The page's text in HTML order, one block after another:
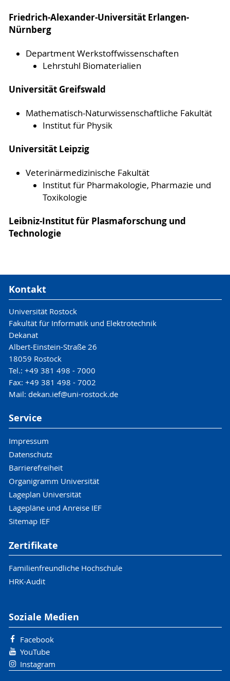
Friedrich-Alexander-Universität Erlangen-
Nürnberg
Department Werkstoffwissenschaften
Lehrstuhl Biomaterialien
Universität Greifswald
Mathematisch-Naturwissenschaftliche Fakultät
Institut für Physik
Universität Leipzig
Veterinärmedizinische Fakultät
Institut für Pharmakologie, Pharmazie und
Toxikologie
Leibniz-Institut für Plasmaforschung und
Technologie
Kontakt
Universität Rostock
Fakultät für Informatik und Elektrotechnik
Dekanat
Albert-Einstein-Straße 26
18059 Rostock
Tel.: +49 381 498 - 7000
Fax: +49 381 498 - 7002
Mail: dekan.ief@uni-rostock.de
Service
Impressum
Datenschutz
Barrierefreiheit
Organigramm Universität
Lageplan Universität
Lagepläne und Anreise IEF
Sitemap IEF
Zertifikate
Familienfreundliche Hochschule
HRK-Audit
Soziale Medien
Facebook
YouTube
Instagram